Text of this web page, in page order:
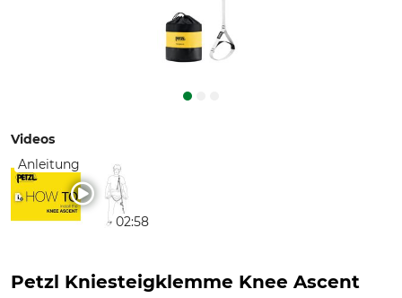
Videos
Anleitung
02:58
Petzl Kniesteigklemme Knee Ascent